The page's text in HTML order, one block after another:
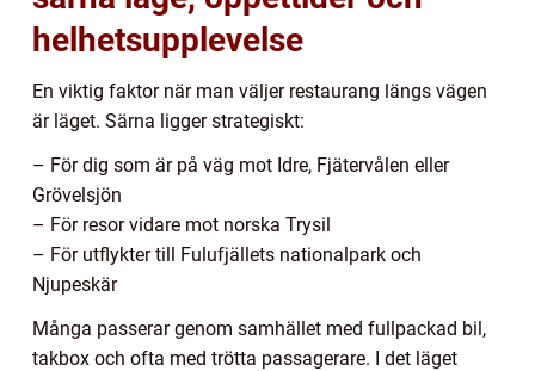
helhetsupplevelse
En viktig faktor när man väljer restaurang längs vägen
är läget. Särna ligger strategiskt:
– För dig som är på väg mot Idre, Fjätervålen eller
Grövelsjön
– För resor vidare mot norska Trysil
– För utflykter till Fulufjällets nationalpark och
Njupeskär
Många passerar genom samhället med fullpackad bil,
takbox och ofta med trötta passagerare. I det läget